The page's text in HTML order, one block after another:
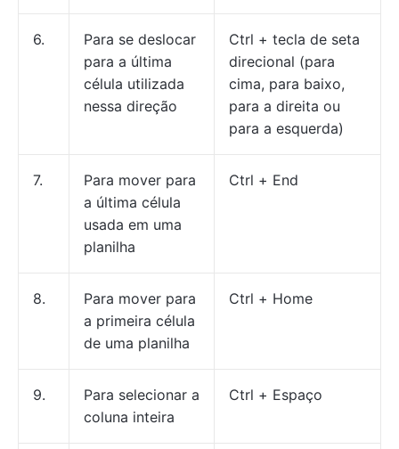
6.
Para se deslocar
para a última
célula utilizada
nessa direção
Ctrl + tecla de seta
direcional (para
cima, para baixo,
para a direita ou
para a esquerda)
7.
Para mover para
a última célula
usada em uma
planilha
Ctrl + End
8.
Para mover para
a primeira célula
de uma planilha
Ctrl + Home
9.
Para selecionar a
coluna inteira
Ctrl + Espaço